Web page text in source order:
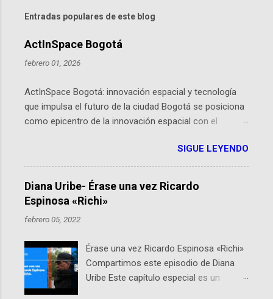
Entradas populares de este blog
ActInSpace Bogotá
febrero 01, 2026
ActInSpace Bogotá: innovación espacial y tecnología
que impulsa el futuro de la ciudad Bogotá se posiciona
como epicentro de la innovación espacial con el
hackathon global que convierte tecnologías de la
Agencia Espacial Europea en soluciones prácticas para
la vida cotidiana. Este evento, organizado por el
Planetario de Bogotá del Idartes y la Universidad de los
Andes, reúne a expertos como el presidente de Airbus
Colombia y líderes del sector aeroespacial para inspirar
por qué importa en Bogotá ActInSpace es una
competencia mundial que opera en más de 60
ciudades, donde participantes tienen 24 horas para
idear startups basadas en tecnologías espaciales
SIGUE LEYENDO
Diana Uribe- Érase una vez Ricardo
Espinosa «Richi»
febrero 05, 2022
Érase una vez Ricardo Espinosa «Richi»
Compartimos este episodio de Diana
Uribe Este capítulo especial es un